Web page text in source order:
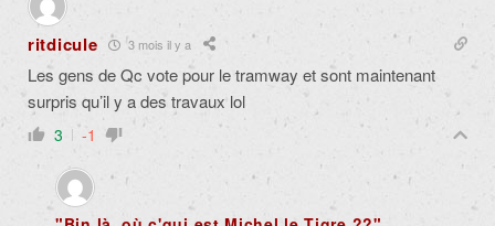
ritdicule 3 mois il y a
Les gens de Qc vote pour le tramway et sont maintenant
surpris qu’il y a des travaux lol
3 -1